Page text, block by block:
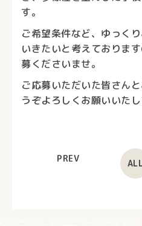
す。
ご希望条件など、ゆっく
いきたいと考えておりま
募くださいませ。
ご応募いただいた皆さん
うぞよろしくお願いいたし
PREV